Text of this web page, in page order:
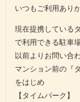
いつもご利用あり
現在提携している
で利用できる駐車
以前よりお問い合
マンション前の『
をはじめ
【タイムパーク】